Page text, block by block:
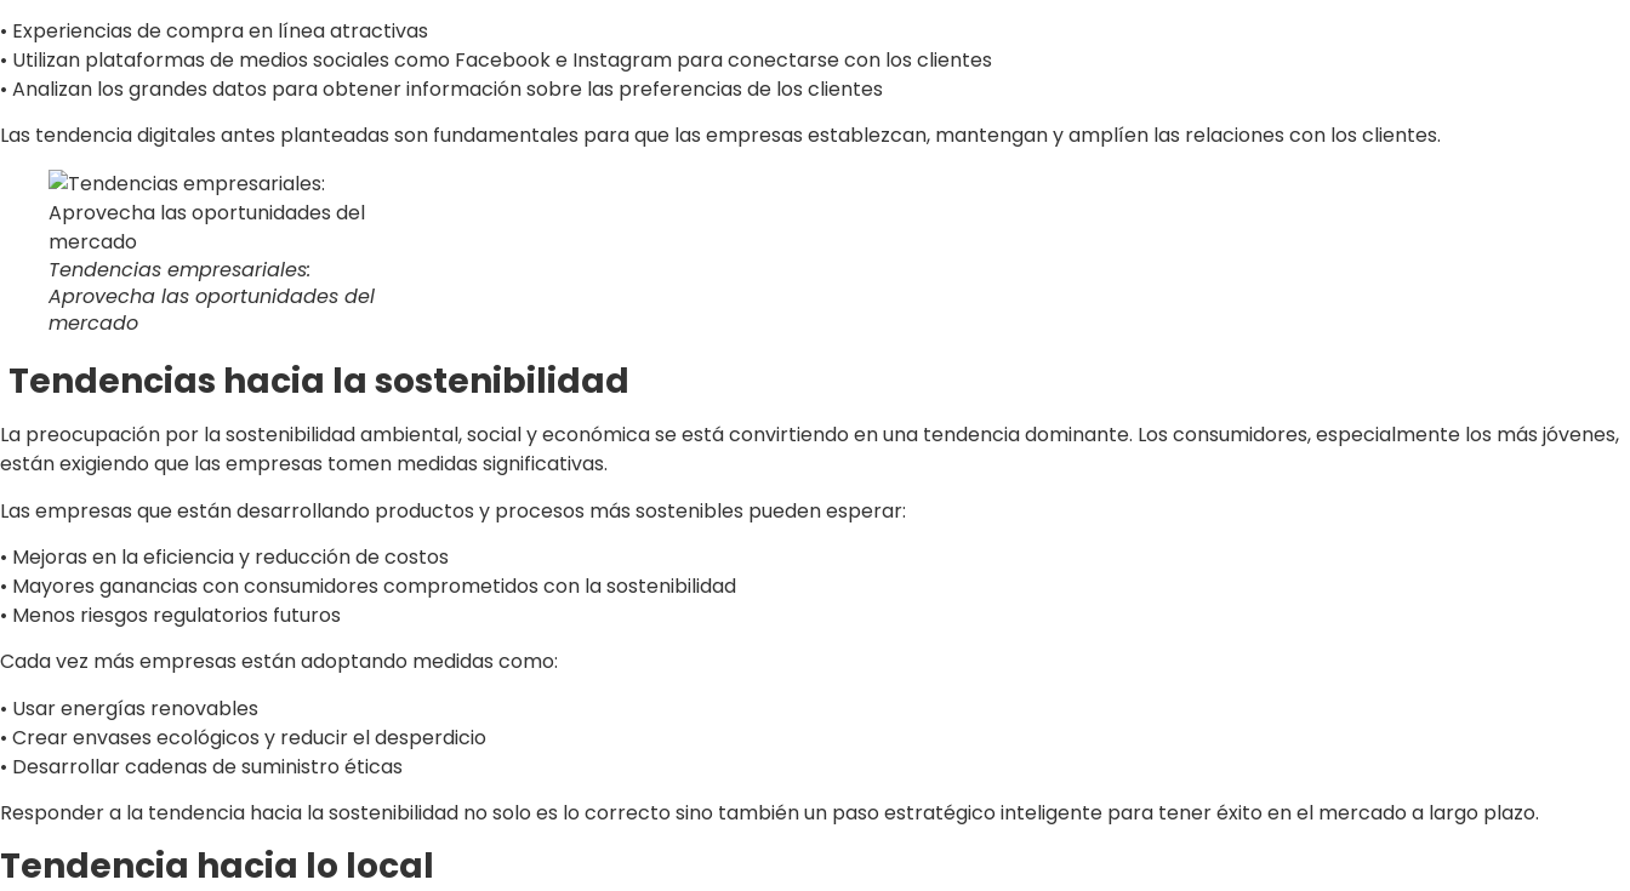
• Experiencias de compra en línea atractivas
• Utilizan plataformas de medios sociales como Facebook e Instagram para conectarse con los clientes
• Analizan los grandes datos para obtener información sobre las preferencias de los clientes
Las tendencia digitales antes planteadas son fundamentales para que las empresas establezcan, mantengan y amplíen las relaciones con los clientes.
Tendencias empresariales:
Aprovecha las oportunidades del
mercado
Tendencias hacia la sostenibilidad
La preocupación por la sostenibilidad ambiental, social y económica se está convirtiendo en una tendencia dominante. Los consumidores, especialmente los más jóvenes,
están exigiendo que las empresas tomen medidas significativas.
Las empresas que están desarrollando productos y procesos más sostenibles pueden esperar:
• Mejoras en la eficiencia y reducción de costos
• Mayores ganancias con consumidores comprometidos con la sostenibilidad
• Menos riesgos regulatorios futuros
Cada vez más empresas están adoptando medidas como:
• Usar energías renovables
• Crear envases ecológicos y reducir el desperdicio
• Desarrollar cadenas de suministro éticas
Responder a la tendencia hacia la sostenibilidad no solo es lo correcto sino también un paso estratégico inteligente para tener éxito en el mercado a largo plazo.
Tendencia hacia lo local